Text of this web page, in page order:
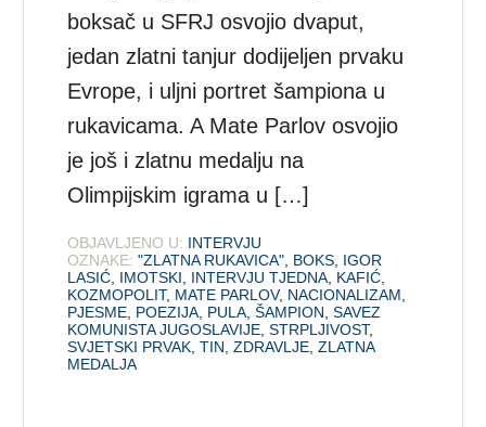
boksač u SFRJ osvojio dvaput,
jedan zlatni tanjur dodijeljen prvaku
Evrope, i uljni portret šampiona u
rukavicama. A Mate Parlov osvojio
je još i zlatnu medalju na
Olimpijskim igrama u […]
OBJAVLJENO U: INTERVJU
OZNAKE: "ZLATNA RUKAVICA" BOKS IGOR
LASIĆ IMOTSKI INTERVJU TJEDNA KAFIĆ
KOZMOPOLIT, MATE PARLOV, NACIONALIZAM
PJESME POEZIJA PULA ,ŠAMPION ,SAVEZ
KOMUNISTA JUGOSLAVIJE ,STRPLJIVOST,
SVJETSKI PRVAK ,TIN ,ZDRAVLJE ,ZLATNA
MEDALJA